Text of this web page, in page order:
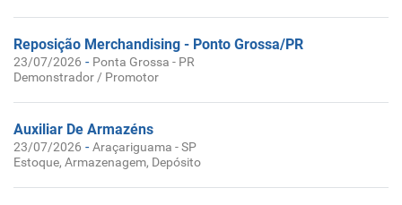
Reposição Merchandising - Ponto Grossa/PR
23/07/2026 - Ponta Grossa - PR
Demonstrador / Promotor
Auxiliar De Armazéns
23/07/2026 -Araçariguama - SP
Estoque, Armazenagem, Depósito